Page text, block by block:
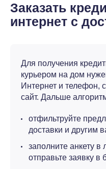
Заказать
интернет с
Для получения
курьером на дом
Интернет и телефон,
сайт. Дальше
отфильтруйте
доставки и другим
заполните анкету в
отправьте заявку в